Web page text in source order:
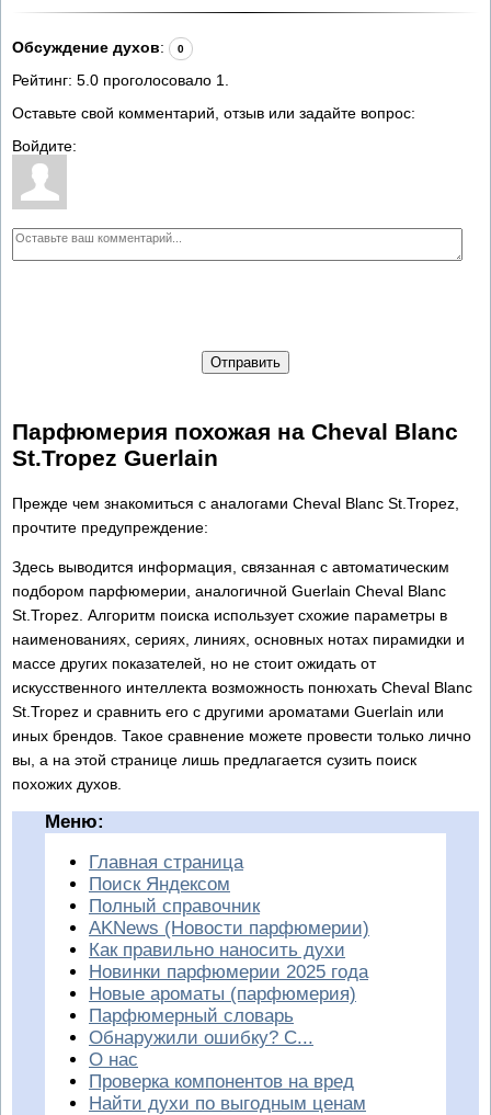
Обсуждение духов: 0
Рейтинг: 5.0 проголосовало 1
Оставьте свой комментарий, отзыв или задайте вопрос:
Войдите:
Отправить
Парфюмерия похожая на Cheval Blanc
St.Tropez Guerlain
Прежде чем знакомиться с аналогами Cheval Blanc St.Tropez,
прочтите предупреждение:
Здесь выводится информация, связанная с автоматическим
подбором парфюмерии, аналогичной Guerlain Cheval Blanc
St.Tropez. Алгоритм поиска использует схожие параметры в
наименованиях, сериях, линиях, основных нотах пирамидки и
массе других показателей, но не стоит ожидать от
искусственного интеллекта возможность понюхать Cheval Blanc
St.Tropez и сравнить его с другими ароматами Guerlain или
иных брендов. Такое сравнение можете провести только лично
вы, а на этой странице лишь предлагается сузить поиск
похожих духов.
Меню:
Главная страница
Поиск Яндексом
Полный справочник
AKNews (Новости парфюмерии)
Как правильно наносить духи
Новинки парфюмерии 2025 года
Новые ароматы (парфюмерия)
Парфюмерный словарь
Обнаружили ошибку? С...
О нас
Проверка компонентов на вред
Найти духи по выгодным ценам